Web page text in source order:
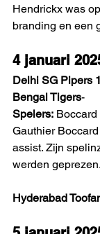
Hendrickx was
branding en een
4 januari
Delhi SG Pipers
Bengal Tigers-
Spelers: Boccard
Gauthier
assist. Zijn
werden geprezen.
Hyderabad